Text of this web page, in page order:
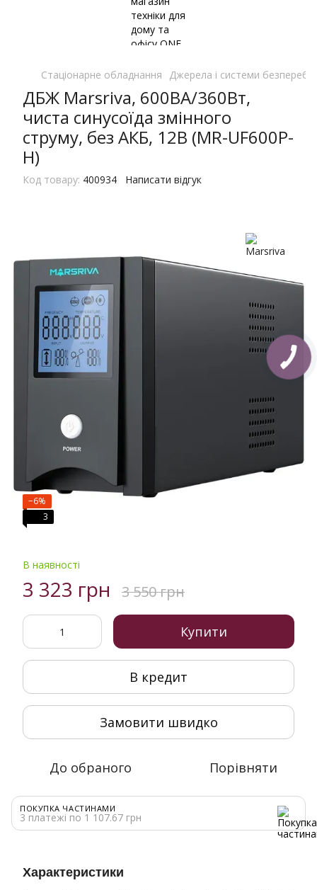
Стаціонарне обладнання Джерела і системи
ДБЖ Marsriva, 600ВА/360Вт,
чиста синусоїда змінного
струму, без АКБ, 12B (MR-UF600P-
H)
Код товару: 400934 Написати відгук
−6%
3
В наявності
3 323 грн 3 550 грн
Купити
В кредит
Замовити швидко
До обраного Порівняти
ПОКУПКА ЧАСТИНАМИ
3 платежі по 1 107.67 грн
Характеристики